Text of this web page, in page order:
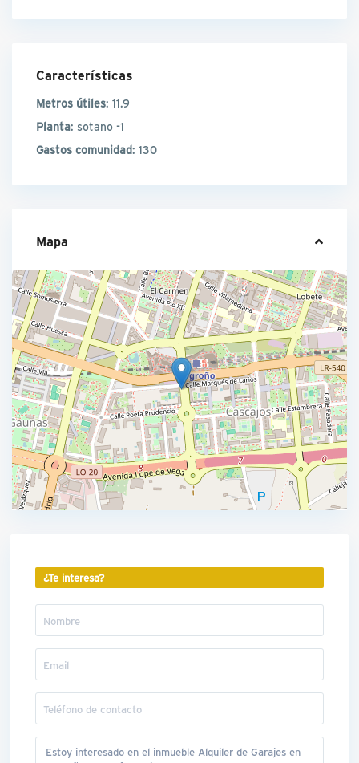
Características
Metros útiles: 11.9
Planta: sotano -1
Gastos comunidad: 130
Mapa
¿Te interesa?